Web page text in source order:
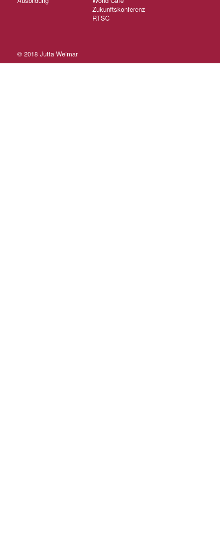
Zukunftskonferenz
RTSC
© 2018 Jutta Weimar